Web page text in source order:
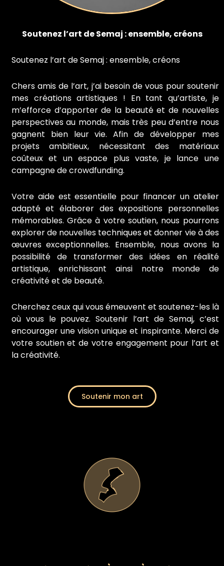
Soutenez l’art de Semaj : ensemble, créons
Soutenez l’art de Semaj : ensemble, créons
Chers amis de l’art, j’ai besoin de vous pour soutenir
mes créations artistiques ! En tant qu’artiste, je
m’efforce d’apporter de la beauté et de nouvelles
perspectives au monde, mais très peu d’entre nous
gagnent bien leur vie. Afin de développer mes
projets ambitieux, nécessitant des matériaux
coûteux et un espace plus vaste, je lance une
campagne de crowdfunding.
Votre aide est essentielle pour financer un atelier
adapté et élaborer des expositions personnelles
mémorables. Grâce à votre soutien, nous pourrons
explorer de nouvelles techniques et donner vie à des
œuvres exceptionnelles. Ensemble, nous avons la
possibilité de transformer des idées en réalité
artistique, enrichissant ainsi notre monde de
créativité et de beauté.
Cherchez ceux qui vous émeuvent et soutenez-les là
où vous le pouvez. Soutenir l’art de Semaj, c’est
encourager une vision unique et inspirante. Merci de
votre soutien et de votre engagement pour l’art et
la créativité.
Soutenir mon art